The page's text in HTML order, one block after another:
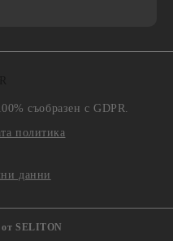
съобразен с GDPR.
политика
данни
SELITON